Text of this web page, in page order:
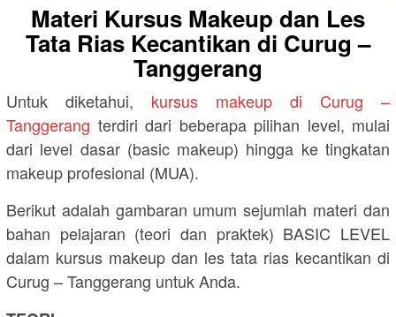
Materi Kursus Makeup dan Les
Tata Rias Kecantikan di Curug –
Tanggerang
Untuk diketahui, kursus makeup di Curug –
Tanggerang terdiri dari beberapa pilihan level, mulai
dari level dasar (basic makeup) hingga ke tingkatan
makeup profesional (MUA).
Berikut adalah gambaran umum sejumlah materi dan
bahan pelajaran (teori dan praktek) BASIC LEVEL
dalam kursus makeup dan les tata rias kecantikan di
Curug – Tanggerang untuk Anda.